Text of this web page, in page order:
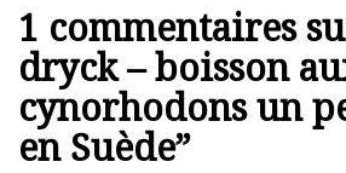
1 commentaires
dryck – boisson
cynorhodons un
en Suède”